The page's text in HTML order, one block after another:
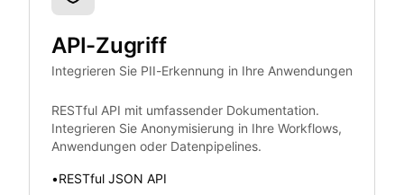
API-Zugriff
Integrieren Sie PII-Erkennung in Ihre Anwendungen
RESTful API mit umfassender Dokumentation.
Integrieren Sie Anonymisierung in Ihre Workflows,
Anwendungen oder Datenpipelines.
•RESTful JSON API